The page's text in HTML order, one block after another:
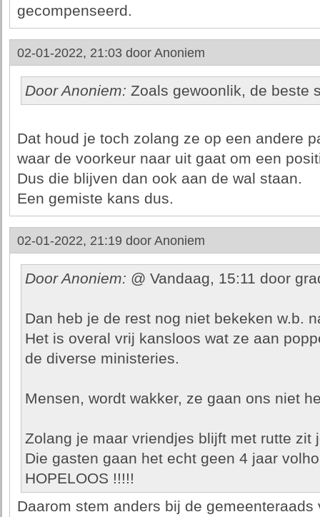
gecompenseerd.
02-01-2022, 21:03 door Anoniem
Door Anoniem: Zoals gewoonlik, de beste
Dat houd je toch zolang ze op een andere
waar de voorkeur naar uit gaat om een
Dus die blijven dan ook aan de wal staan.
Een gemiste kans dus.
02-01-2022, 21:19 door Anoniem
Door Anoniem: @ Vandaag, 15:11 door
Dan heb je de rest nog niet bekeken w.b.
Het is overal vrij kansloos wat ze aan
de diverse ministeries.
Mensen, wordt wakker, ze gaan ons niet
Zolang je maar vriendjes blijft met rutte zit
Die gasten gaan het echt geen 4 jaar
HOPELOOS !!!!!
Daarom stem anders bij de